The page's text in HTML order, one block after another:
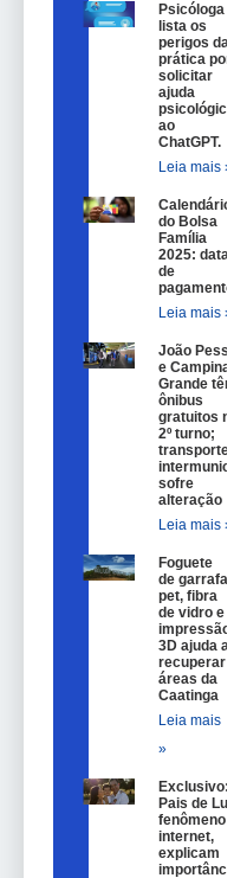
Psicóloga
lista os
perigos da
prática por
solicitar
ajuda
psicológica
ao
ChatGPT.
Leia mais »
Calendário
do Bolsa
Família
2025: datas
de
pagamento.
Leia mais »
João Pessoa
e Campina
Grande têm
ônibus
gratuitos no
2º turno;
transporte
intermunicipal
sofre
alteração
Leia mais »
Foguete
de garrafa
pet, fibra
de vidro e
impressão
3D ajuda a
recuperar
áreas da
Caatinga
Leia mais
»
Exclusivo:
Pais de Lulu,
fenômeno na
internet,
explicam
importância